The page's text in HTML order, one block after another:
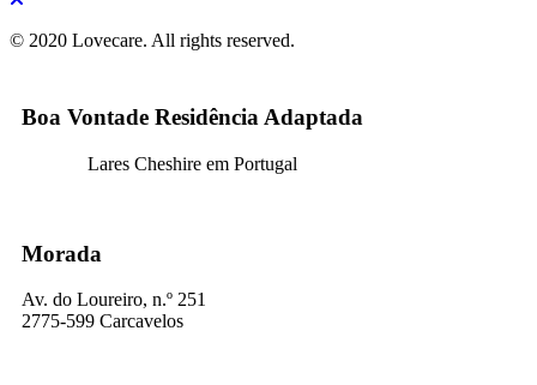
© 2020 Lovecare. All rights reserved.
Boa Vontade Residência Adaptada
Lares Cheshire em Portugal
Morada
Av. do Loureiro, n.º 251
2775-599 Carcavelos